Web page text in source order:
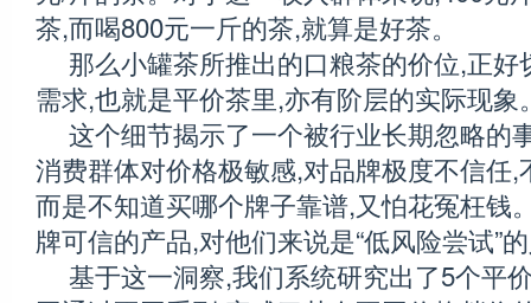
茶,而喝800元一斤的茶,就算是好茶。
那么小罐茶所推出的口粮茶的价位,正
需求,也就是平价茶里,亦有阶层的实际现象
这个细节揭示了一个被行业长期忽略的
消费群体对价格极敏感,对品牌极度不信任,
而是不知道买哪个牌子靠谱,又怕花冤枉钱
牌可信的产品,对他们来说是“低风险尝试”
基于这一洞察,我们系统研究出了5个平